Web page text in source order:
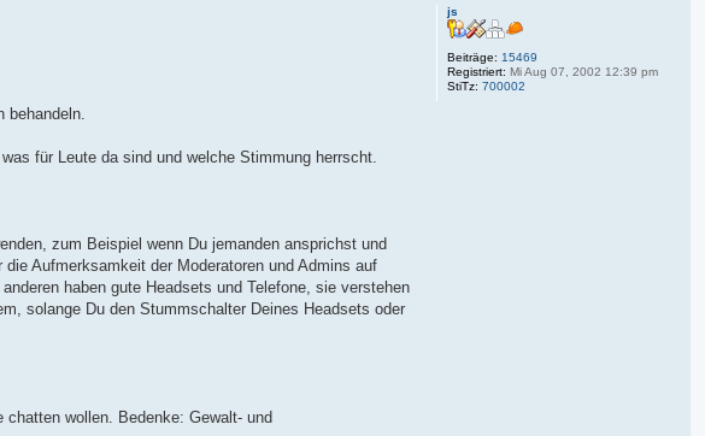
js
Beiträge: 15469
Registriert: Mi Aug 07, 2002 12:39 pm
StiTz: 700002
für Leute da sind und welche Stimmung herrscht.
zum Beispiel wenn Du jemanden ansprichst und
Aufmerksamkeit der Moderatoren und Admins auf
haben gute Headsets und Telefone, sie verstehen
solange Du den Stummschalter Deines Headsets oder
wollen. Bedenke: Gewalt- und